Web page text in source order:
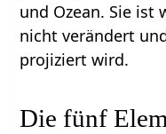
und Ozean. Sie ist
nicht verändert
projiziert wird.
Die fünf